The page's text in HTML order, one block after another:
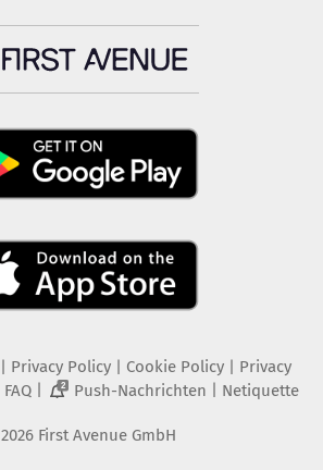
Privacy Policy| Cookie Policy| Privacy
FAQ| 2 Push-Nachrichten Netiquette
2026 First Avenue GmbH